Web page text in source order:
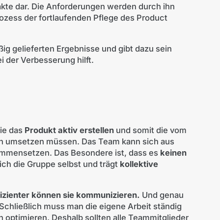
dar. Die Anforderungen werden durch ihn
der fortlaufenden Pflege des Product
gelieferten Ergebnisse und gibt dazu sein
der Verbesserung hilft.
das Produkt aktiv erstellen und somit die vom
müssen. Das Team kann sich aus
Das Besondere ist, dass es keinen
die Gruppe selbst und trägt kollektive
können sie kommunizieren. Und genau
muss man die eigene Arbeit ständig
Deshalb sollten alle Teammitglieder